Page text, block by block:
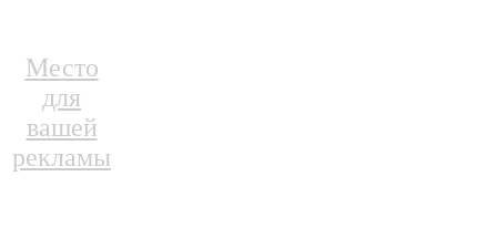
Место
для
вашей
рекламы